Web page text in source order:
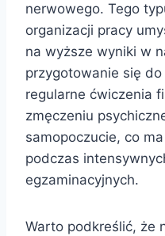
nerwowego. Tego
organizacji pracy
na wyższe wyniki w
przygotowanie się
regularne ćwiczenia
zmęczeniu
samopoczucie, co
podczas
egzaminacyjnych.
Warto podkreślić, że